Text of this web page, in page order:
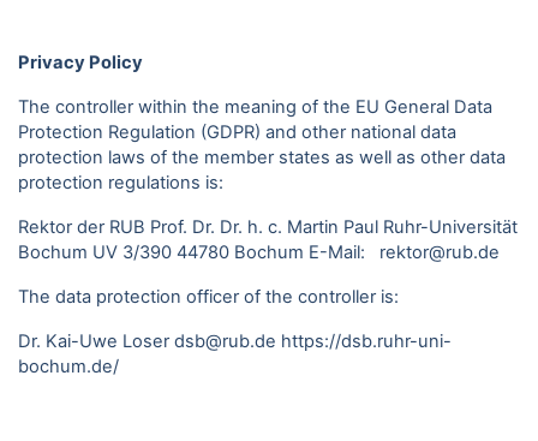
Privacy Policy
The controller within the meaning of the EU General Data
Protection Regulation (GDPR) and other national data
protection laws of the member states as well as other data
protection regulations is:
Rektor der RUB Prof. Dr. Dr. h. c. Martin Paul Ruhr-Universität
Bochum UV 3/390 44780 Bochum E-Mail: rektor@rub.de
The data protection officer of the controller is:
Dr. Kai-Uwe Loser dsb@rub.de https://dsb.ruhr-uni-
bochum.de/